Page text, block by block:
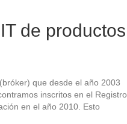
de productos
que desde el año 2003
inscritos en el Registro
en el año 2010. Esto